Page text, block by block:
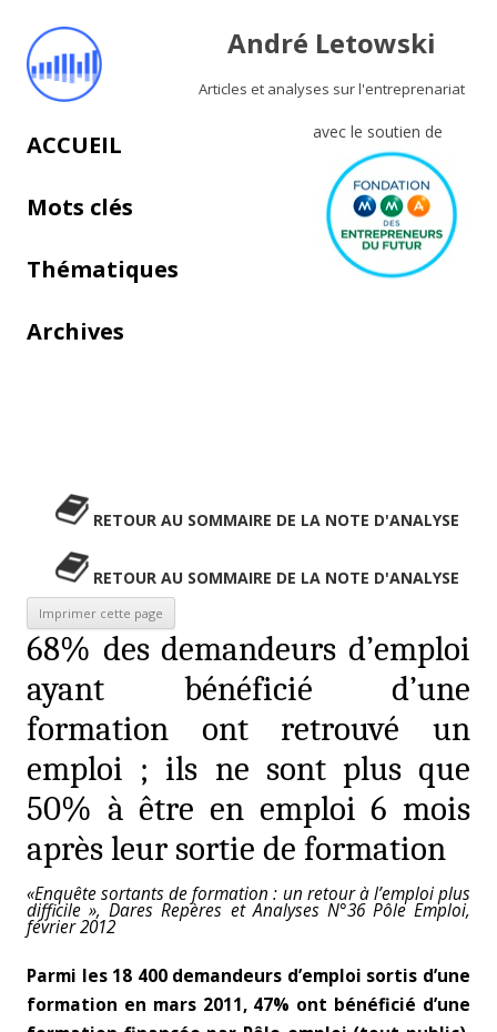
André Letowski
Articles et analyses sur l'entreprenariat
avec le soutien de
Aller au contenu principal
ACCUEIL
Mots clés
Thématiques
Archives
RETOUR AU SOMMAIRE DE LA NOTE D'ANALYSE
RETOUR AU SOMMAIRE DE LA NOTE D'ANALYSE
68% des demandeurs d’emploi
ayant bénéficié d’une
formation ont retrouvé un
emploi ; ils ne sont plus que
50% à être en emploi 6 mois
après leur sortie de formation
«Enquête sortants de formation : un retour à l’emploi plus
difficile », Dares Repères et Analyses N°36 Pôle Emploi,
février 2012
Parmi les 18 400 demandeurs d’emploi sortis d’une
formation en mars 2011, 47% ont bénéficié d’une